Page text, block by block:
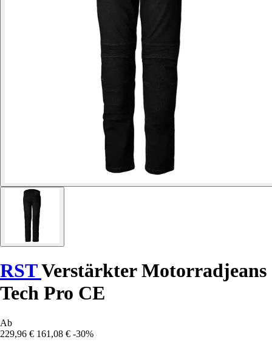
RSTVerstärkter Motorradjeans
Tech Pro CE
Ab
229,96 € 161,08 € -30%